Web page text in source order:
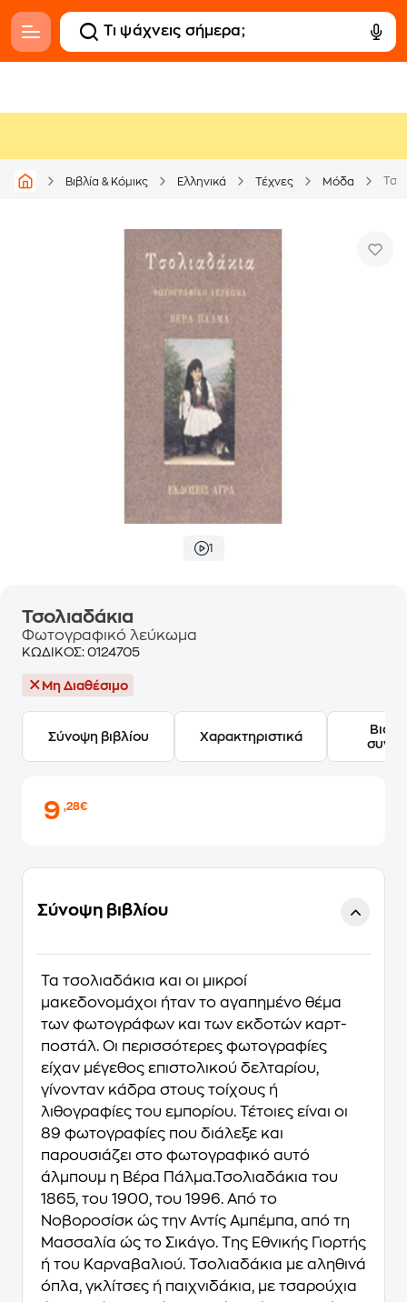
Βιβλία & Κόμικς Ελληνικά Τέχνες Μόδα
1
Τσολιαδάκια
Φωτογραφικό λεύκωμα
ΚΩΔΙΚΟΣ: 0124705
Μη Διαθέσιμο
Σύνοψη βιβλίου Χαρακτηριστικά
9,28€
Σύνοψη βιβλίου
Τα τσολιαδάκια και οι μικροί
μακεδονομάχοι ήταν το αγαπημένο θέμα
των φωτογράφων και των εκδοτών καρτ-
ποστάλ. Οι περισσότερες φωτογραφίες
είχαν μέγεθος επιστολικού δελταρίου,
γίνονταν κάδρα στους τοίχους ή
λιθογραφίες του εμπορίου. Τέτοιες είναι οι
89 φωτογραφίες που διάλεξε και
παρουσιάζει στο φωτογραφικό αυτό
άλμπουμ η Βέρα Πάλμα.Τσολιαδάκια του
1865, του 1900, του 1996. Από το
Νοβοροσίσκ ώς την Αντίς Αμπέμπα, από τη
Μασσαλία ώς το Σικάγο. Της Εθνικής Γιορτής
ή του Καρναβαλιού. Τσολιαδάκια με αληθινά
όπλα, γκλίτσες ή παιχνιδάκια, με τσαρούχια